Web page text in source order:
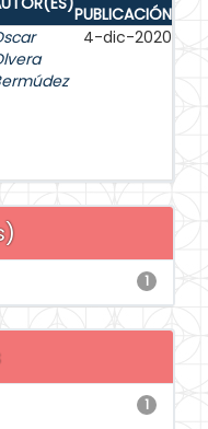
PUBLICACIÓN
4-dic-2020
1
1